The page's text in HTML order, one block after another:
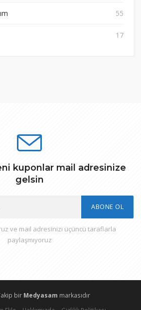
55
17
kuponlar mail adresinize
gelsin
ABONE OL
ve mail adresinizi üçüncü taraflarla
paylaşmıyoruz
bir Medyasam markasıdır